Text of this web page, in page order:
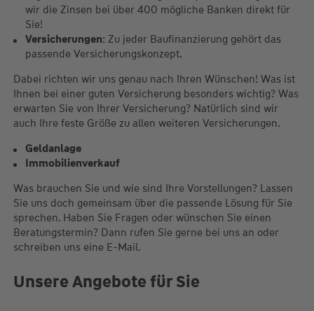
wir die Zinsen bei über 400 mögliche Banken direkt für
Sie!
Versicherungen: Zu jeder Baufinanzierung gehört das
passende Versicherungskonzept.
Dabei richten wir uns genau nach Ihren Wünschen! Was ist
Ihnen bei einer guten Versicherung besonders wichtig? Was
erwarten Sie von Ihrer Versicherung? Natürlich sind wir
auch Ihre feste Größe zu allen weiteren Versicherungen.
Geldanlage
Immobilienverkauf
Was brauchen Sie und wie sind Ihre Vorstellungen? Lassen
Sie uns doch gemeinsam über die passende Lösung für Sie
sprechen. Haben Sie Fragen oder wünschen Sie einen
Beratungstermin? Dann rufen Sie gerne bei uns an oder
schreiben uns eine E-Mail.
Unsere Angebote für Sie